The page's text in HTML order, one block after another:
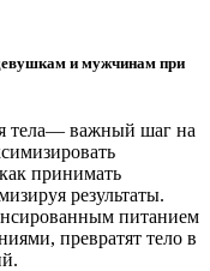
и мужчинам при
тела— важный шаг на
принимать
результаты.
питанием
превратят тело в